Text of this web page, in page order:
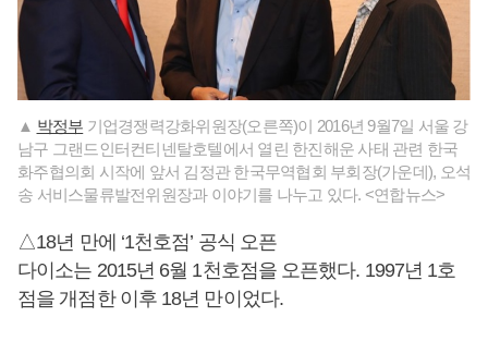
▲ 박정부 기업경쟁력강화위원장(오른쪽)이 2016년 9월7일 서울 강
남구 그랜드인터컨티넨탈호텔에서 열린 한진해운 사태 관련 한국
화주협의회 시작에 앞서 김정관 한국무역협회 부회장(가운데), 오석
송 서비스물류발전위원장과 이야기를 나누고 있다. <연합뉴스>
△18년 만에 ‘1천호점’ 공식 오픈
다이소는 2015년 6월 1천호점을 오픈했다. 1997년 1호
점을 개점한 이후 18년 만이었다.